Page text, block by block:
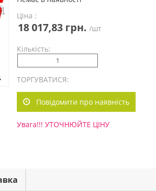
Ціна :
18 017,83 грн. /шт
Кількість:
ТОРГУВАТИСЯ:
Повідомити про наявність
Увага!!! УТОЧНЮЙТЕ ЦІНУ